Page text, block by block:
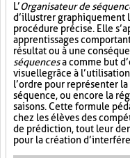
L’Organisateur de
d’illustrer graphiquement
procédure précise. Elle
apprentissages
résultat ou à une
séquencesa comme but
visuellegrâce à
l’ordre pour représenter
séquence, ou encore la
saisons. Cette formule
chez les élèves des
de prédiction, tout leur
pour la création